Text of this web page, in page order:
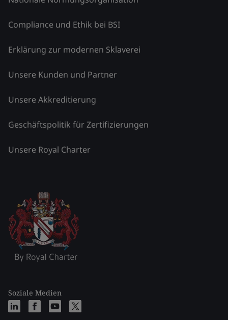
Compliance und Ethik bei BSI
Erklärung zur modernen Sklaverei
Unsere Kunden und Partner
Unsere Akkreditierung
Geschäftspolitik für Zertifizierungen
Unsere Royal Charter
Soziale Medien